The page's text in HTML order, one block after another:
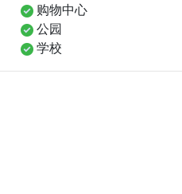
购物中心
公园
学校